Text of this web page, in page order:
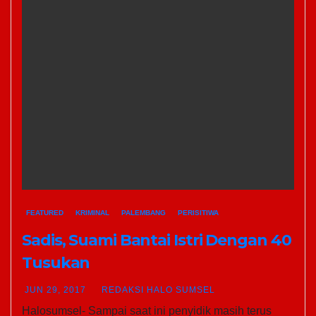
FEATURED KRIMINAL PALEMBANG PERISITIWA
Sadis, Suami Bantai Istri Dengan 40
Tusukan
JUN 29, 2017 REDAKSI HALO SUMSEL
Halosumsel- Sampai saat ini penyidik masih terus